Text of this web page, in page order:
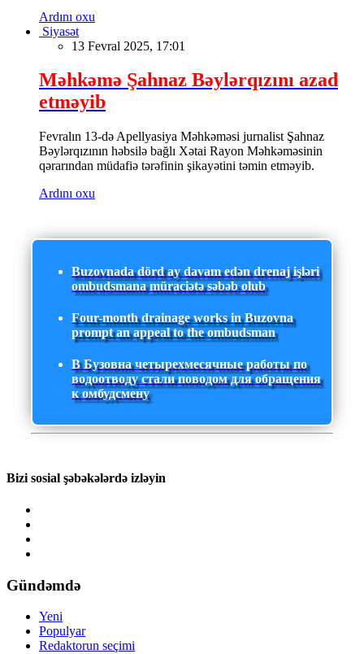
Ardını oxu
Siyasət
13 Fevral 2025, 17:01
Məhkəmə Şahnaz Bəylərqızını azad
etməyib
Fevralın 13-də Apellyasiya Məhkəməsi jurnalist Şahnaz
Bəylərqızının həbsilə bağlı Xətai Rayon Məhkəməsinin
qərarından müdafiə tərəfinin şikayətini təmin etməyib.
Ardını oxu
Buzovnada dörd ay davam edən drenaj işləri
ombudsmana müraciətə səbəb olub
Four-month drainage works in Buzovna
prompt an appeal to the ombudsman
В Бузовна четырехмесячные работы по
водоотводу стали поводом для обращения
к омбудсмену
Bizi sosial şəbəkələrdə izləyin
Gündəmdə
Yeni
Populyar
Redaktorun seçimi